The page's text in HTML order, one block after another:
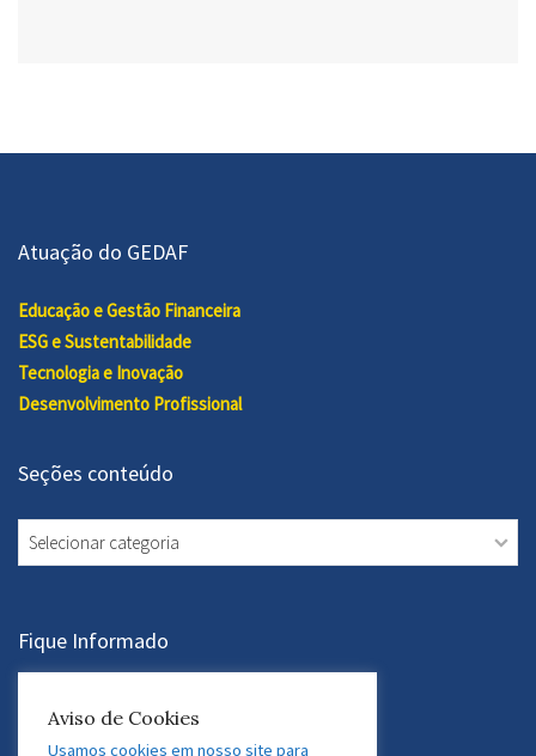
Atuação do GEDAF
Educação e Gestão Financeira
ESG e Sustentabilidade
Tecnologia e Inovação
Desenvolvimento Profissional
Seções conteúdo
Seções
conteúdo
Fique Informado
Assine a Newsletter
Aviso de Cookies
Usamos cookies em nosso site para